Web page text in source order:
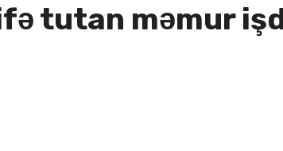
tutan məmur